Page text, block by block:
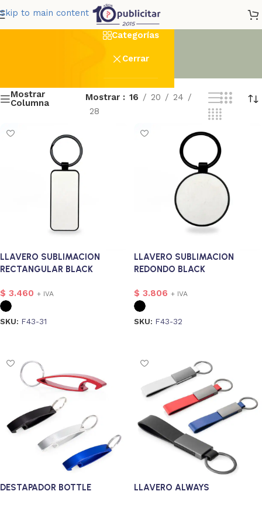
Skip to main content
Llaveros Metálicos
Categorías
Cerrar
10
Mostrar
Columna
Mostrar 16 20
24
28
LLAVERO SUBLIMACION
RECTANGULAR BLACK
$ 3.460 + IVA
SKU: F43-31
LLAVERO SUBLIMACION
REDONDO BLACK
$ 3.806 + IVA
SKU: F43-32
DESTAPADOR BOTTLE LLAVERO ALWAYS